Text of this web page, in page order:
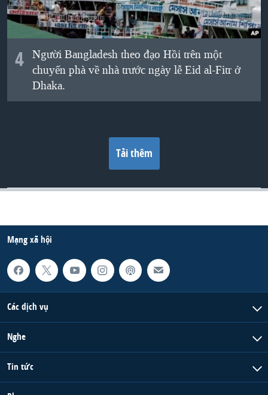
4 Người Bangladesh theo đạo Hồi trên một
chuyến phà về nhà trước ngày lễ Eid al-Fitr ở
Dhaka.
Tải thêm
Mạng xã hội
Các dịch vụ
Nghe
Tin tức